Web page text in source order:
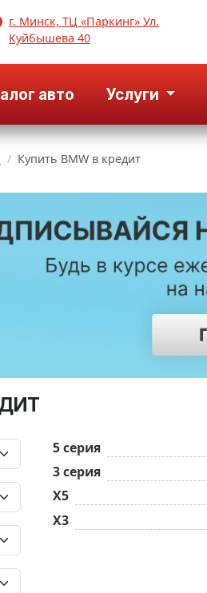
г. Минск, ТЦ «Паркинг» Ул.
Куйбышева 40
авто Услуги
Купить BMW в кредит
5 серия
3 серия
X5
X3